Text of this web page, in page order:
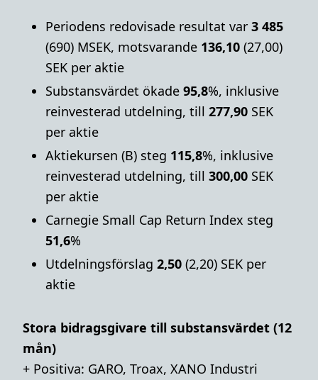
Periodens redovisade resultat var 3 485
(690) MSEK, motsvarande 136,10 (27,00)
SEK per aktie
Substansvärdet ökade 95,8%, inklusive
reinvesterad utdelning, till 277,90 SEK
per aktie
Aktiekursen (B) steg 115,8%, inklusive
reinvesterad utdelning, till 300,00 SEK
per aktie
Carnegie Small Cap Return Index steg
51,6%
Utdelningsförslag 2,50 (2,20) SEK per
aktie
Stora bidragsgivare till substansvärdet (12
mån)
+ Positiva: GARO, Troax, XANO Industri